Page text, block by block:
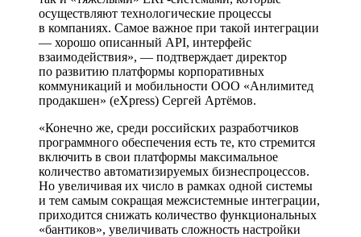
осуществляют технологические процессы
в компаниях. Самое важное при такой интеграции
— хорошо описанный API, интерфейс
взаимодействия», — подтверждает директор
по развитию платформы корпоративных
коммуникаций и мобильности ООО «Анлимитед
продакшен» (eXpress) Сергей Артёмов.
«Конечно же, среди российских разработчиков
программного обеспечения есть те, кто стремится
включить в свои платформы максимальное
количество автоматизируемых бизнес­процессов.
Но увеличивая их число в рамках одной системы
и тем самым сокращая межсистемные интеграции,
приходится снижать количество функциональных
«бантиков», увеличивать сложность настройки